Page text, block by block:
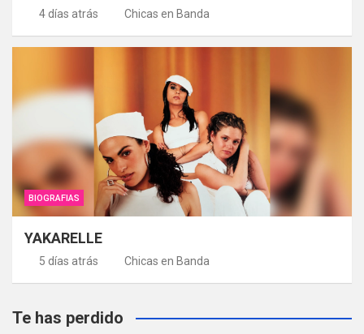
4 días atrás Chicas en Banda
BIOGRAFIAS
YAKARELLE
5 días atrás Chicas en Banda
Te has perdido